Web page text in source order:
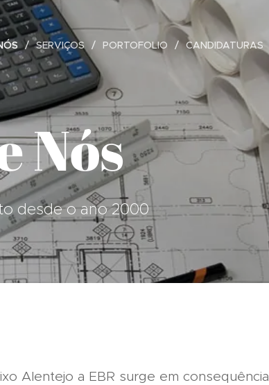
SERVIÇOS PORTOFOLIO CANDIDATURAS
Nós
desde o ano 2000
Alentejo a EBR surge em consequência